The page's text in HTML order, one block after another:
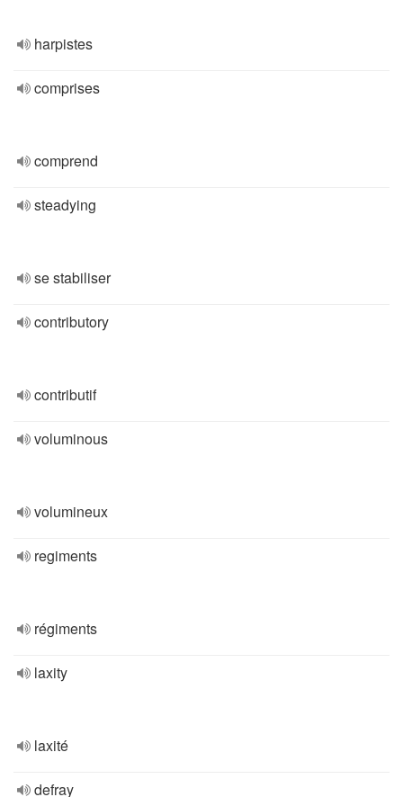
harpistes
comprises
comprend
steadying
se stabiliser
contributory
contributif
voluminous
volumineux
regiments
régiments
laxity
laxité
defray